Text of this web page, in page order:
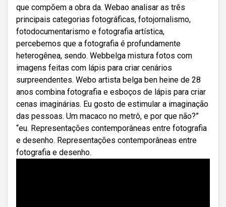
que compõem a obra da. Webao analisar as três
principais categorias fotográficas, fotojornalismo,
fotodocumentarismo e fotografia artística,
percebemos que a fotografia é profundamente
heterogênea, sendo. Webbelga mistura fotos com
imagens feitas com lápis para criar cenários
surpreendentes. Webo artista belga ben heine de 28
anos combina fotografia e esboços de lápis para criar
cenas imaginárias. Eu gosto de estimular a imaginação
das pessoas. Um macaco no metrô, e por que não?”
“eu. Representações contemporâneas entre fotografia
e desenho. Representações contemporâneas entre
fotografia e desenho.